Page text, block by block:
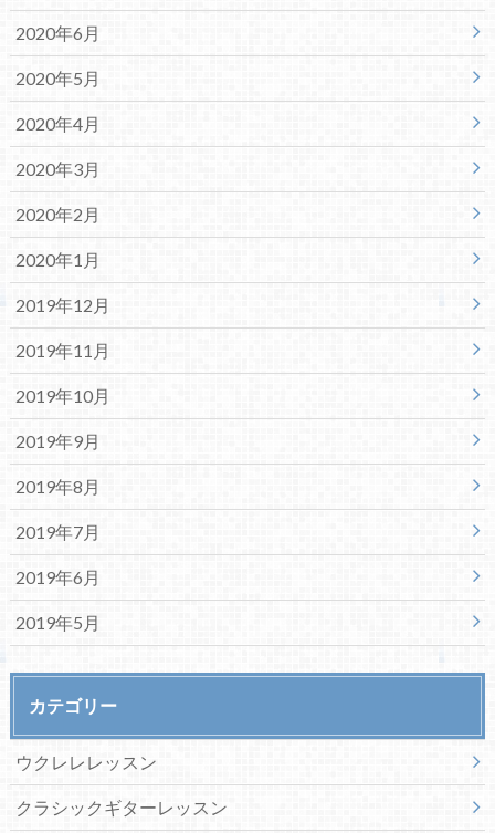
2020年6月
2020年5月
2020年4月
2020年3月
2020年2月
2020年1月
2019年12月
2019年11月
2019年10月
2019年9月
2019年8月
2019年7月
2019年6月
2019年5月
カテゴリー
ウクレレレッスン
クラシックギターレッスン